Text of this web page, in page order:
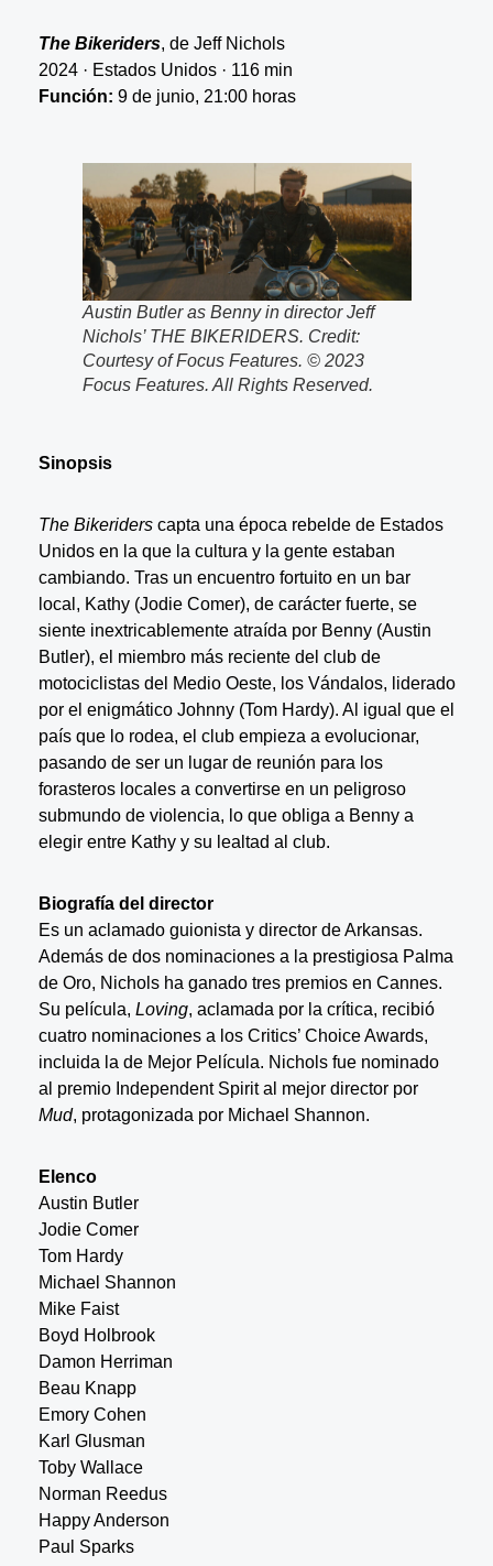
The Bikeriders, de Jeff Nichols
2024 · Estados Unidos · 116 min
Función: 9 de junio, 21:00 horas
Austin Butler as Benny in director Jeff
Nichols’ THE BIKERIDERS. Credit:
Courtesy of Focus Features. © 2023
Focus Features. All Rights Reserved.
Sinopsis
The Bikeriderscapta una época rebelde de Estados
Unidos en la que la cultura y la gente estaban
cambiando. Tras un encuentro fortuito en un bar
local, Kathy (Jodie Comer), de carácter fuerte, se
siente inextricablemente atraída por Benny (Austin
Butler), el miembro más reciente del club de
motociclistas del Medio Oeste, los Vándalos, liderado
por el enigmático Johnny (Tom Hardy). Al igual que el
país que lo rodea, el club empieza a evolucionar,
pasando de ser un lugar de reunión para los
forasteros locales a convertirse en un peligroso
submundo de violencia, lo que obliga a Benny a
elegir entre Kathy y su lealtad al club.
Biografía del director
Es un aclamado guionista y director de Arkansas.
Además de dos nominaciones a la prestigiosa Palma
de Oro, Nichols ha ganado tres premios en Cannes.
Su película, Loving, aclamada por la crítica, recibió
cuatro nominaciones a los Critics’ Choice Awards,
incluida la de Mejor Película. Nichols fue nominado
al premio Independent Spirit al mejor director por
Mud, protagonizada por Michael Shannon.
Elenco
Austin Butler
Jodie Comer
Tom Hardy
Michael Shannon
Mike Faist
Boyd Holbrook
Damon Herriman
Beau Knapp
Emory Cohen
Karl Glusman
Toby Wallace
Norman Reedus
Happy Anderson
Paul Sparks